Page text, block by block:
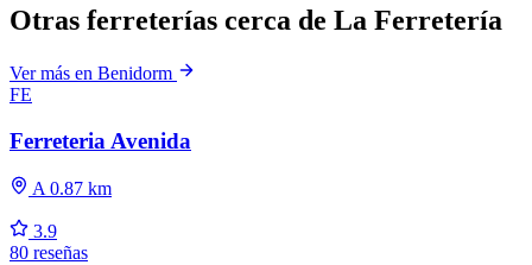
Otras ferreterías cerca de La Ferretería
Ver más en Benidorm
FE
Ferreteria Avenida
A 0.87 km
3.9
80 reseñas